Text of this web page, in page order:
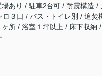
あり / 駐車2台可 / 耐震構造 /
３口 / バス・トイレ別 / 追焚
所 / 浴室１坪以上 / 床下収納